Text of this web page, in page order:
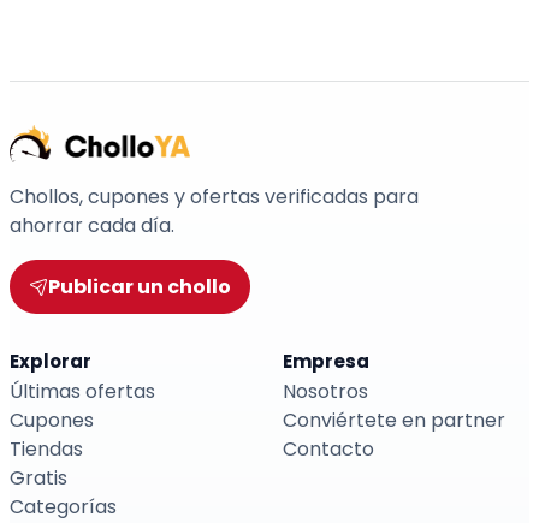
Chollos, cupones y ofertas verificadas para
ahorrar cada día.
Publicar un chollo
Explorar
Últimas ofertas
Cupones
Tiendas
Gratis
Categorías
Empresa
Nosotros
Conviértete en partner
Contacto